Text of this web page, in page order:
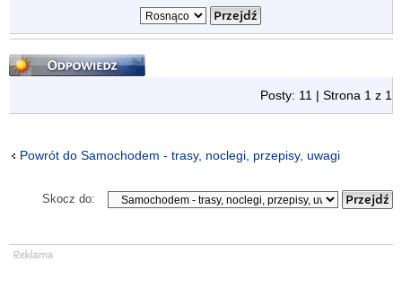
Odpowiedz
Posty: 11 | Strona 1 z 1
Powrót do Samochodem - trasy, noclegi, przepisy, uwagi
Skocz do: